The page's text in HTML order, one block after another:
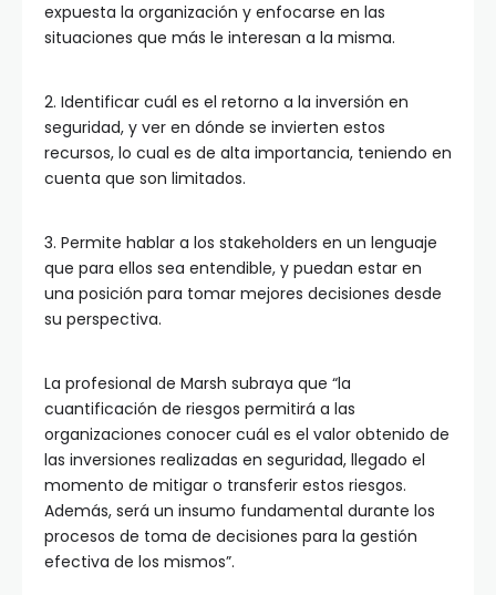
expuesta la organización y enfocarse en las
situaciones que más le interesan a la misma.
2. Identificar cuál es el retorno a la inversión en
seguridad, y ver en dónde se invierten estos
recursos, lo cual es de alta importancia, teniendo en
cuenta que son limitados.
3. Permite hablar a los stakeholders en un lenguaje
que para ellos sea entendible, y puedan estar en
una posición para tomar mejores decisiones desde
su perspectiva.
La profesional de Marsh subraya que “la
cuantificación de riesgos permitirá a las
organizaciones conocer cuál es el valor obtenido de
las inversiones realizadas en seguridad, llegado el
momento de mitigar o transferir estos riesgos.
Además, será un insumo fundamental durante los
procesos de toma de decisiones para la gestión
efectiva de los mismos”.